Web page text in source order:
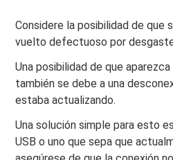
Considere la posibilidad de que
vuelto defectuoso por
Una posibilidad de que
también se debe a una
estaba actualizando.
Una solución simple para esto
USB o uno que sepa que